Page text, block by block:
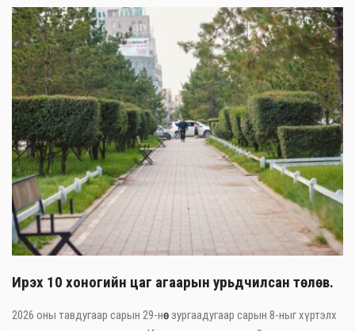
Ирэх 10 хоногийн цаг агаарын урьдчилсан төлөв.
2026 оны тавдугаар сарын 29-нөөс зургаадугаар сарын 8-ныг хүртэлх